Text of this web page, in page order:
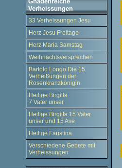
Verheissungen
33 Verheissungen Jesu
Herz Jesu Freitage
Herz Maria Samstag
Weihnachtsversprechen
Bartolo Longo Die 15
Verheißungen der
Rosenkranzkönigin
Heilige Birgitta
7 Vater unser
Heilige Birgitta 15 Vater
unser und 15 Ave
Heilige Faustina
Verschiedene Gebete mit
Verheissungen